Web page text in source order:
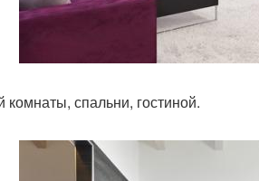
спальни, гостиной.